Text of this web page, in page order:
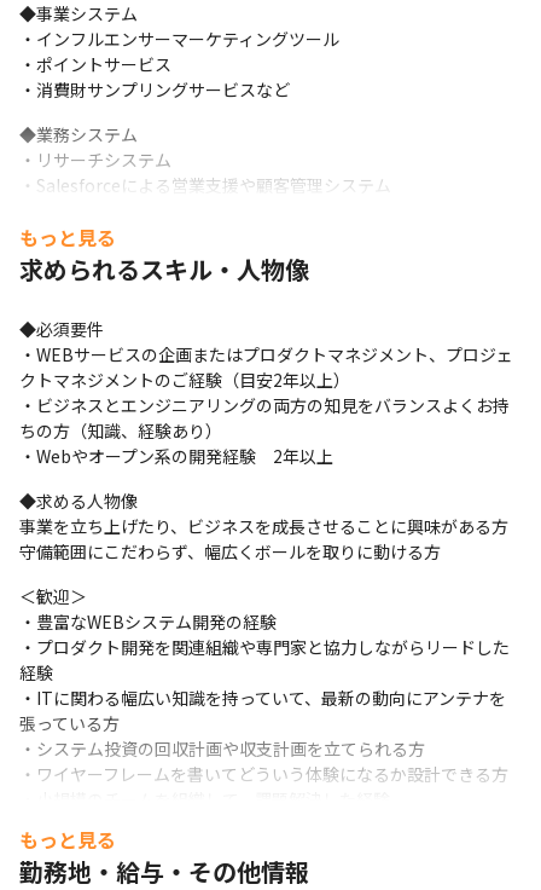
◆事業システム
・インフルエンサーマーケティングツール
・ポイントサービス
・消費財サンプリングサービスなど
◆業務システム
・リサーチシステム
・Salesforceによる営業支援や顧客管理システム
＜関わるプロジェクト例＞
◆事業システム
◎消費財サンプリングサービス『モラタメ』
新商品や話題の商品が「無料でモラえる」「小額でタメせる」日
本最大級のWebサンプリングサービスです。 大手メーカーから地
方の老舗メーカーまでご活用いただいており、 消費者へ商品体験
の提供や、良質なクチコミを獲得いただいており商品開発などに
ご活用いただいております。
◎インフルエンサーマーケティングツール『REECH』
企業のマーケティング担当者向けのSaaSプロダクトです。 40万ア
カウント以上のインフルエンサーと、2.5億件以上の膨大な投稿デ
ータを蓄積。インフルエンサーを起用したい広告主さまや広告代
理・キャスティング・レポート化できるツールです。
◆業務システム
◎当社の主要ビジネスであるリサーチ事業の関連システム
・WEBアンケートの画面の設計・作成
・アンケート設問
・1000万人以上いる会員（アンケート回答者｟※｠）への配信業
務
----------------------
もっと見る
求められるスキル・人物像
◆必須要件
・WEBサービスの企画またはプロダクトマネジメント、プロジェ
クトマネジメントのご経験（目安2年以上）
・ビジネスとエンジニアリングの両方の知見をバランスよくお持
ちの方（知識、経験あり）
・Webやオープン系の開発経験　2年以上
◆求める人物像
事業を立ち上げたり、ビジネスを成長させることに興味がある方
守備範囲にこだわらず、幅広くボールを取りに動ける方
＜歓迎＞
・豊富なWEBシステム開発の経験
・プロダクト開発を関連組織や専門家と協力しながらリードした
経験
・ITに関わる幅広い知識を持っていて、最新の動向にアンテナを
張っている方
・システム投資の回収計画や収支計画を立てられる方
・ワイヤーフレームを書いてどういう体験になるか設計できる方
＜求める人物像＞
もっと見る
勤務地・給与・その他情報